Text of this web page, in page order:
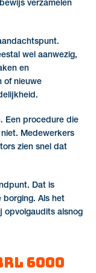
verzamelen
wel aanwezig,
en
of nieuwe
Een procedure die
Medewerkers
zien snel dat
Dat is
borging. Als het
opvolgaudits alsnog
6000